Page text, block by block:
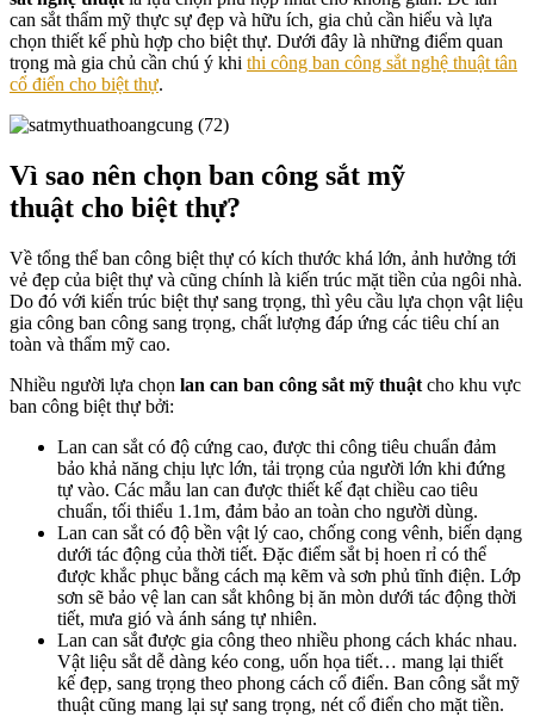
can sắt thẩm mỹ thực sự đẹp và hữu ích, gia chủ cần hiểu và lựa
chọn thiết kế phù hợp cho biệt thự. Dưới đây là những điểm quan
trọng mà gia chủ cần chú ý khi thi công ban công sắt nghệ thuật tân
cổ điển cho biệt thự.
Vì sao nên chọn ban công sắt mỹ
thuật cho biệt thự?
Về tổng thể ban công biệt thự có kích thước khá lớn, ảnh hưởng tới
vẻ đẹp của biệt thự và cũng chính là kiến trúc mặt tiền của ngôi nhà.
Do đó với kiến trúc biệt thự sang trọng, thì yêu cầu lựa chọn vật liệu
gia công ban công sang trọng, chất lượng đáp ứng các tiêu chí an
toàn và thẩm mỹ cao.
Nhiều người lựa chọn lan can ban công sắt mỹ thuật cho khu vực
ban công biệt thự bởi:
Lan can sắt có độ cứng cao, được thi công tiêu chuẩn đảm
bảo khả năng chịu lực lớn, tải trọng của người lớn khi đứng
tự vào. Các mẫu lan can được thiết kế đạt chiều cao tiêu
chuẩn, tối thiểu 1.1m, đảm bảo an toàn cho người dùng.
Lan can sắt có độ bền vật lý cao, chống cong vênh, biến dạng
dưới tác động của thời tiết. Đặc điểm sắt bị hoen rỉ có thể
được khắc phục bằng cách mạ kẽm và sơn phủ tĩnh điện. Lớp
sơn sẽ bảo vệ lan can sắt không bị ăn mòn dưới tác động thời
tiết, mưa gió và ánh sáng tự nhiên.
Lan can sắt được gia công theo nhiều phong cách khác nhau.
Vật liệu sắt dễ dàng kéo cong, uốn họa tiết… mang lại thiết
kế đẹp, sang trọng theo phong cách cổ điển. Ban công sắt mỹ
thuật cũng mang lại sự sang trọng, nét cổ điển cho mặt tiền.